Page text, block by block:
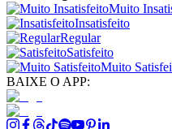
Muito
Insatisfeito
Regular
Satisfeito
Muito
BAIXE O APP: